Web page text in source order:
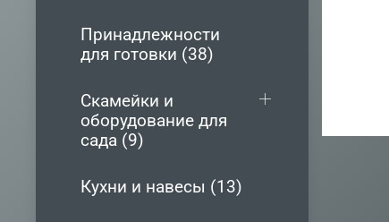
Принадлежности
для готовки (38)
Скамейки и
оборудование для
сада (9)
Кухни и навесы (13)